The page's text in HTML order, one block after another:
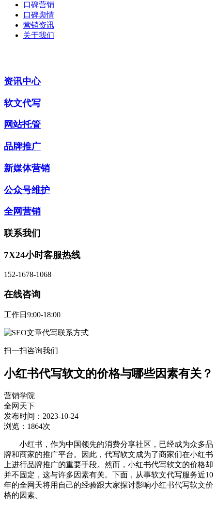
口碑营销
口碑舆情
营销资讯
关于我们
资讯中心
软文代写
网站托管
品牌推广
新媒体营销
公众号维护
全网营销
联系我们
7X24小时客服热线
152-1678-1068
在线咨询
工作日9:00-18:00
扫一扫咨询我们
小红书代写软文的价格与哪些因素有关？
营销学院
全网天下
发布时间：2023-10-24
浏览：1864次
小红书，作为中国领先的消费分享社区，已经成为众多品
牌和商家的推广平台。因此，代写软文成为了商家们在小红书
上进行品牌推广的重要手段。然而，小红书代写软文的价格却
并不固定，这与许多因素有关。下面，从事软文代写服务近10
年的全网天将用自己的经验跟大家探讨影响小红书代写软文价
格的因素。